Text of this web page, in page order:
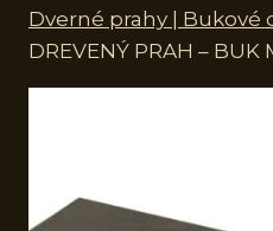
Dverné prahy | Bukové
DREVENÝ PRAH – BUK